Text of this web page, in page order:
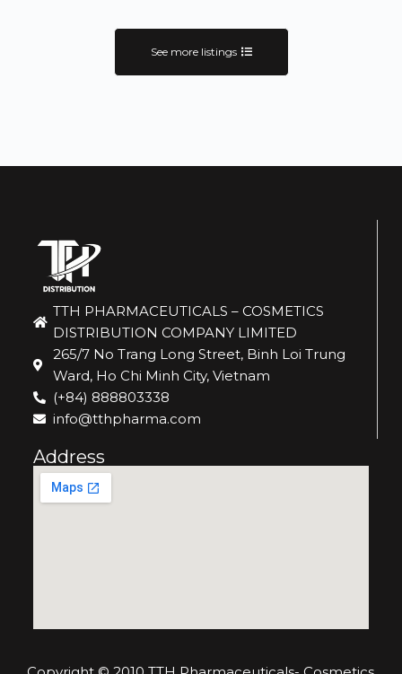
See more listings
TTH PHARMACEUTICALS – COSMETICS
DISTRIBUTION COMPANY LIMITED
265/7 No Trang Long Street, Binh Loi Trung
Ward, Ho Chi Minh City, Vietnam
(+84) 888803338
info@tthpharma.com
Address